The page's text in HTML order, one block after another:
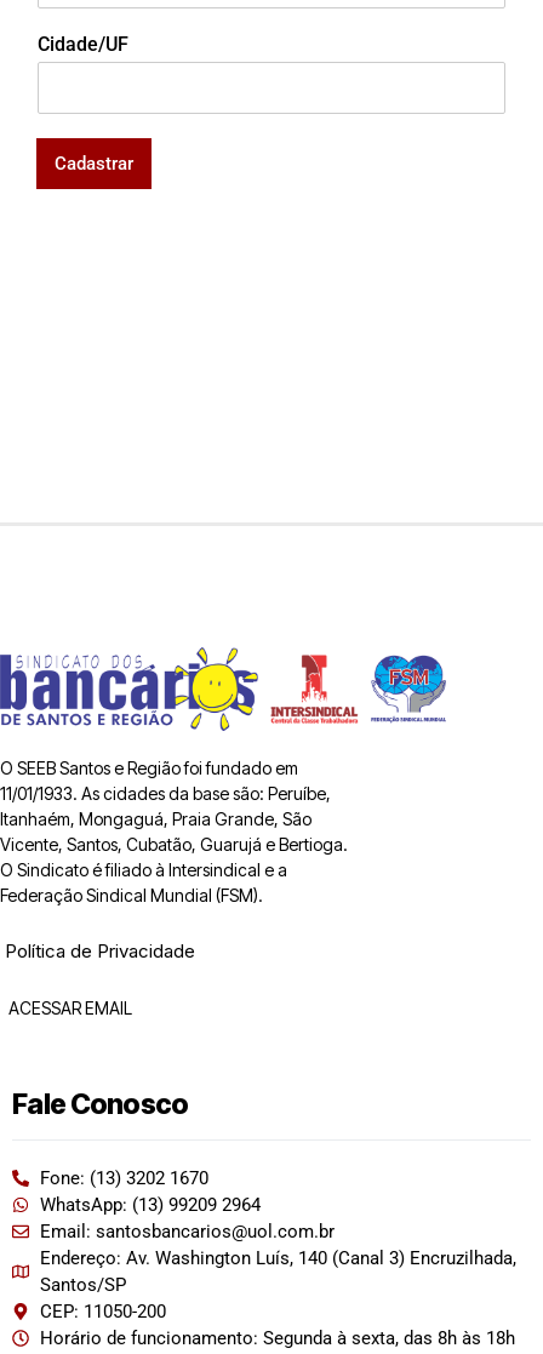
Cidade/UF
Cadastrar
O SEEB Santos e Região foi fundado em
11/01/1933. As cidades da base são: Peruíbe,
Itanhaém, Mongaguá, Praia Grande, São
Vicente, Santos, Cubatão, Guarujá e Bertioga.
O Sindicato é filiado à Intersindical e a
Federação Sindical Mundial (FSM).
Política de Privacidade
ACESSAR EMAIL
Fale Conosco
Fone: (13) 3202 1670
WhatsApp: (13) 99209 2964
Email: santosbancarios@uol.com.br
Endereço: Av. Washington Luís, 140 (Canal 3) Encruzilhada,
Santos/SP
CEP: 11050-200
Horário de funcionamento: Segunda à sexta, das 8h às 18h